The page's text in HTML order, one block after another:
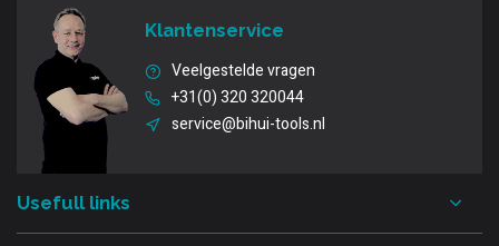
Klantenservice
Veelgestelde vragen
+31(0) 320 320044
service@bihui-tools.nl
Usefull links